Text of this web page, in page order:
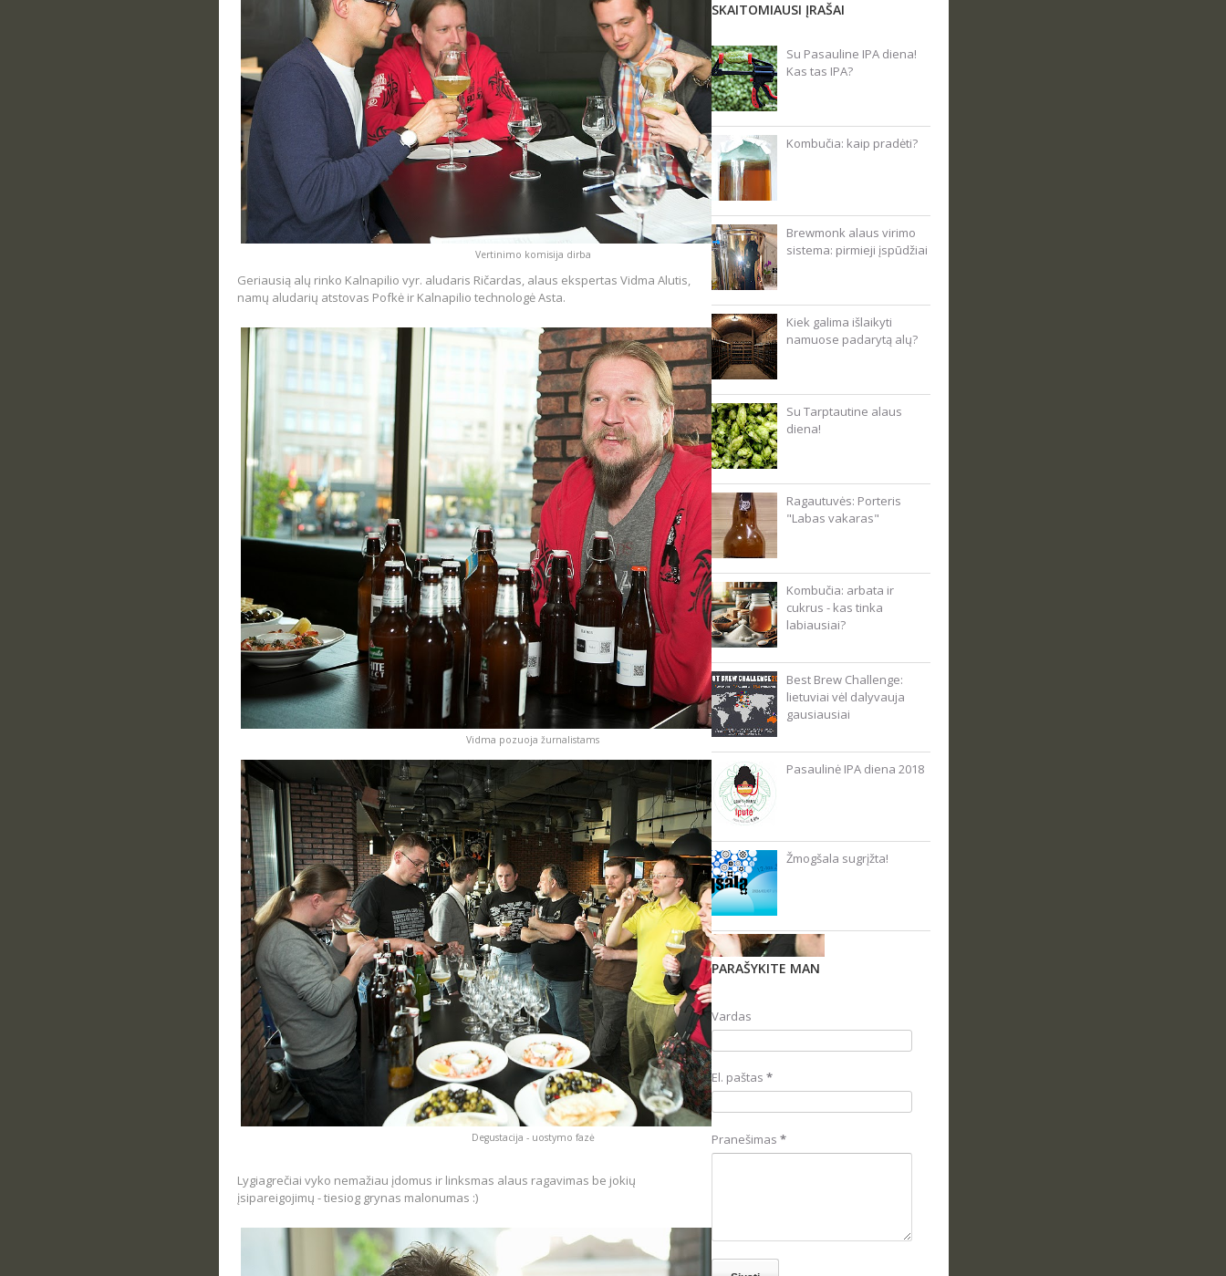
Vertinimo komisija dirba
Geriausią alų rinko Kalnapilio vyr. aludaris Ričardas, alaus ekspertas Vidma Alutis,
namų aludarių atstovas Pofkė ir Kalnapilio technologė Asta.
Vidma pozuoja žurnalistams
Degustacija - uostymo fazė
Lygiagrečiai vyko nemažiau įdomus ir linksmas alaus ragavimas be jokių
įsipareigojimų - tiesiog grynas malonumas :)
SKAITOMIAUSI ĮRAŠAI
Su Pasauline IPA diena!
Kas tas IPA?
Kombučia: kaip pradėti?
Brewmonk alaus virimo
sistema: pirmieji įspūdžiai
Kiek galima išlaikyti
namuose padarytą alų?
Su Tarptautine alaus
diena!
Ragautuvės: Porteris
"Labas vakaras"
Kombučia: arbata ir
cukrus - kas tinka
labiausiai?
Best Brew Challenge:
lietuviai vėl dalyvauja
gausiausiai
Pasaulinė IPA diena 2018
Žmogšala sugrįžta!
PARAŠYKITE MAN
Vardas
El. paštas *
Pranešimas *